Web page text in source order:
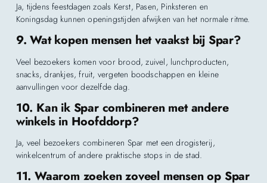
Ja, tijdens feestdagen zoals Kerst, Pasen, Pinksteren en
Koningsdag kunnen openingstijden afwijken van het normale ritme.
9. Wat kopen mensen het vaakst bij Spar?
Veel bezoekers komen voor brood, zuivel, lunchproducten,
snacks, drankjes, fruit, vergeten boodschappen en kleine
aanvullingen voor dezelfde dag.
10. Kan ik Spar combineren met andere
winkels in Hoofddorp?
Ja, veel bezoekers combineren Spar met een drogisterij,
winkelcentrum of andere praktische stops in de stad.
11. Waarom zoeken zoveel mensen op Spar